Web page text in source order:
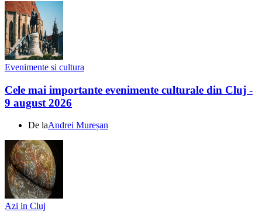
Evenimente si cultura
Cele mai importante evenimente culturale din Cluj -
9 august 2026
De laAndrei Mureșan
Azi in Cluj